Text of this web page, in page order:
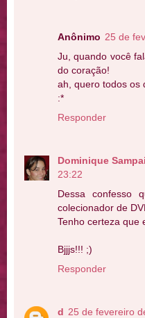
Anônimo 25 de
Ju, quando você
do coração!
ah, quero todos os
:*
Responder
Dominique
23:22
Dessa confesso
colecionador de
Tenho certeza que
Bjjjs!!! ;)
Responder
d 25 de fevereiro